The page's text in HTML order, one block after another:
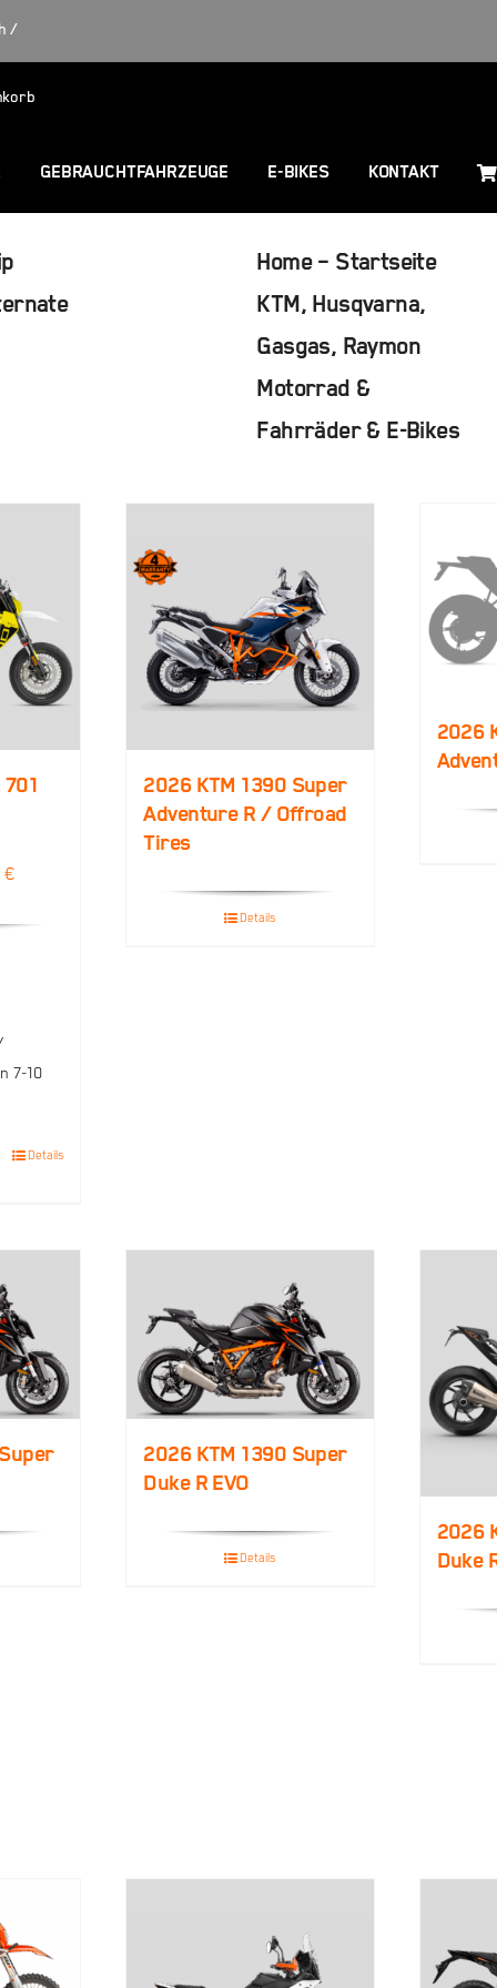
/
GEBRAUCHTFAHRZEUGE E-BIKES KONTAKT
Home – Startseite
KTM, Husqvarna,
Gasgas, Raymon
Motorrad &
Fahrräder & E-Bikes
€
7-10
Details
2026 KTM 1390 Super
Adventure R / Offroad
Tires
Details
2026
2026 KTM 1390 Super
Duke R EVO
Details
2026
Duke